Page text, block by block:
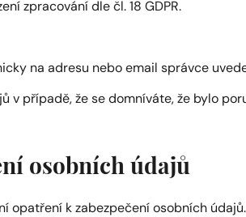
zpracování dle čl. 18 GDPR.
na adresu nebo email správce
případě, že se domníváte, že bylo
osobních údajů
opatření k zabezpečení osobních údajů.